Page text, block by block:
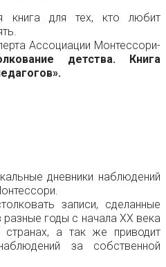
книга для тех, кто любит
Ассоциации Монтессори-
детства. Книга
дневники наблюдений
записи, сделанные
разные годы с начала ХХ века
а так же приводит
за собственной